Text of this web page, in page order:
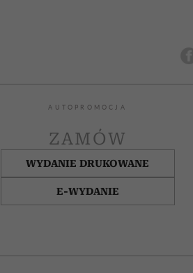
AUTOPROMOCJA
ZAMÓW
WYDANIE DRUKOWANE
E-WYDANIE